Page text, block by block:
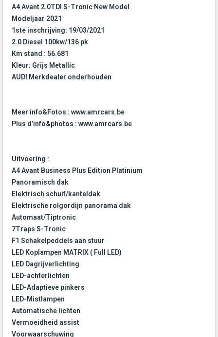
A4 Avant 2.0TDI S-Tronic New Model
Modeljaar 2021
1ste inschrijving: 19/03/2021
2.0 Diesel 100kw/136 pk
Km stand : 56.681
Kleur: Grijs Metallic
AUDI Merkdealer onderhouden
Meer info&Fotos : www.amrcars.be
Plus d’info&photos : www.amrcars.be
Uitvoering :
A4 Avant Business Plus Edition Platinium
Panoramisch dak
Elektrisch schuif/kanteldak
Elektrische rolgordijn panorama dak
Automaat/Tiptronic
7Traps S-Tronic
F1 Schakelpeddels aan stuur
LED Koplampen MATRIX ( Full LED)
LED Dagrijverlichting
LED-achterlichten
LED-Adaptieve pinkers
LED-Mistlampen
Automatische lichten
Vermoeidheid assist
Voorwaarschuwing